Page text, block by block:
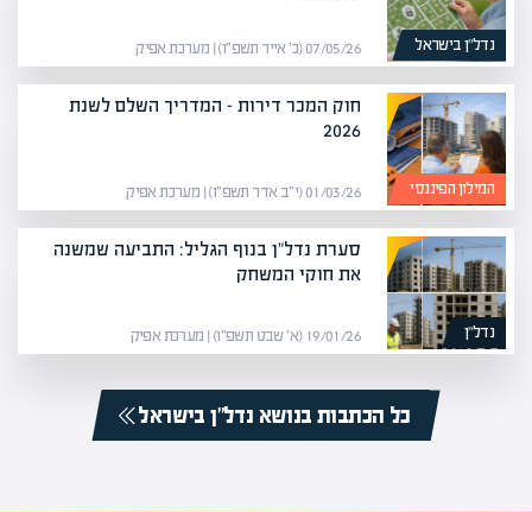
נדל”ן בישראל 07/05/26 (כ׳ אייר תשפ״ו) | מערכת אפיק
המילון הפיננסי
חוק המכר דירות – המדריך השלם לשנת
2026
01/03/26 (י״ב אדר תשפ״ו) | מערכת אפיק
נדל”ן
סערת נדל"ן בנוף הגליל: התביעה שמשנה
את חוקי המשחק
19/01/26 (א׳ שבט תשפ״ו) | מערכת אפיק
כל הכתבות בנושא נדל”ן בישראל